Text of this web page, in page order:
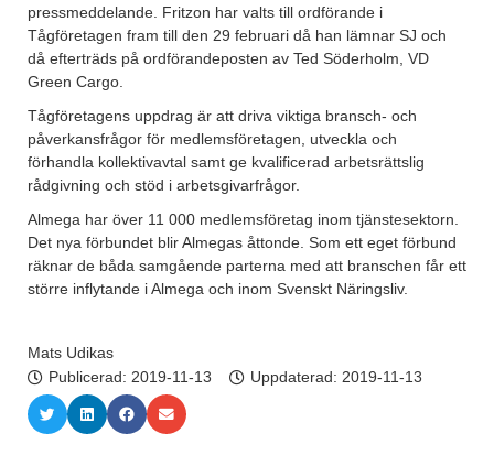
pressmeddelande. Fritzon har valts till ordförande i
Tågföretagen fram till den 29 februari då han lämnar SJ och
då efterträds på ordförandeposten av Ted Söderholm, VD
Green Cargo.
Tågföretagens uppdrag är att driva viktiga bransch- och
påverkansfrågor för medlemsföretagen, utveckla och
förhandla kollektivavtal samt ge kvalificerad arbetsrättslig
rådgivning och stöd i arbetsgivarfrågor.
Almega har över 11 000 medlemsföretag inom tjänstesektorn.
Det nya förbundet blir Almegas åttonde. Som ett eget förbund
räknar de båda samgående parterna med att branschen får ett
större inflytande i Almega och inom Svenskt Näringsliv.
Mats Udikas
Publicerad: 2019-11-13 Uppdaterad: 2019-11-13